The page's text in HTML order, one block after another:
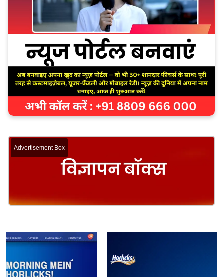
Advertisement Box